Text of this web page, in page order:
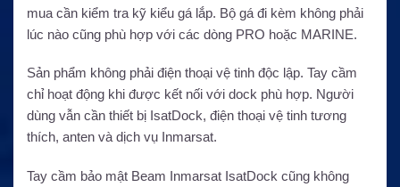
mua cần kiểm tra kỹ kiểu gá lắp. Bộ gá đi kèm không phải
lúc nào cũng phù hợp với các dòng PRO hoặc MARINE.
Sản phẩm không phải điện thoại vệ tinh độc lập. Tay cầm
chỉ hoạt động khi được kết nối với dock phù hợp. Người
dùng vẫn cần thiết bị IsatDock, điện thoại vệ tinh tương
thích, anten và dịch vụ Inmarsat.
Tay cầm bảo mật Beam Inmarsat IsatDock cũng không